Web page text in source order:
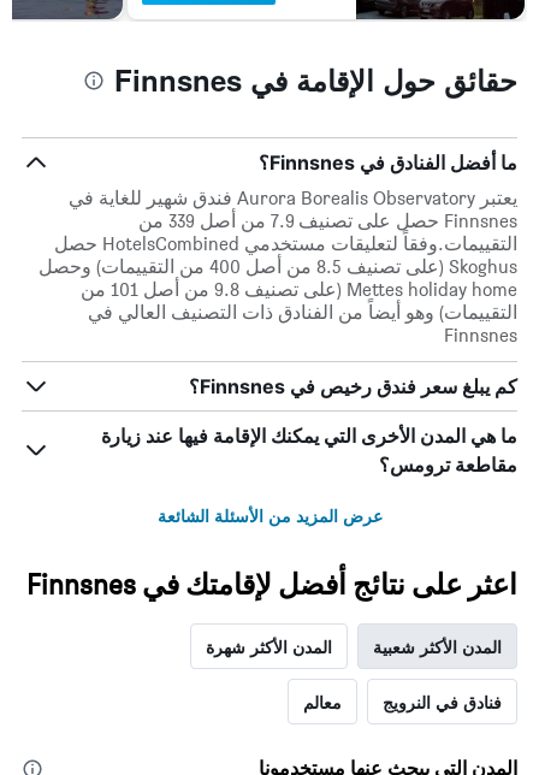
حقائق حول الإقامة في Finnsnes
ما أفضل الفنادق في Finnsnes؟
يعتبر Aurora Borealis Observatory فندق شهير للغاية في
Finnsnes حصل على تصنيف 7.9 من أصل 339 من
التقييمات.وفقاً لتعليقات مستخدمي HotelsCombined حصل
Skoghus (على تصنيف 8.5 من أصل 400 من التقييمات) وحصل
Mettes holiday home (على تصنيف 9.8 من أصل 101 من
التقييمات) وهو أيضاً من الفنادق ذات التصنيف العالي في
Finnsnes
كم يبلغ سعر فندق رخيص في Finnsnes؟
ما هي المدن الأخرى التي يمكنك الإقامة فيها عند زيارة
مقاطعة ترومس؟
عرض المزيد من الأسئلة الشائعة
اعثر على نتائج أفضل لإقامتك في Finnsnes
المدن الأكثر شعبية المدن الأكثر شهرة
فنادق في النرويج معالم
المدن التي يبحث عنها مستخدمونا